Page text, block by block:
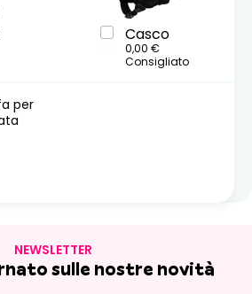
Casco
0,00 €
Consigliato
per
NEWSLETTER
sulle nostre novità